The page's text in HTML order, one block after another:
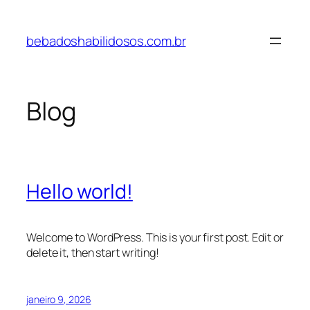
bebadoshabilidosos.com.br
Blog
Hello world!
Welcome to WordPress. This is your first post. Edit or
delete it, then start writing!
janeiro 9, 2026